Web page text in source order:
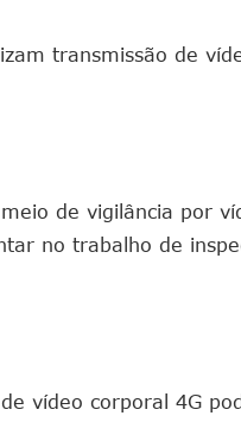
transmissão de
de vigilância por
no trabalho de
vídeo corporal 4G